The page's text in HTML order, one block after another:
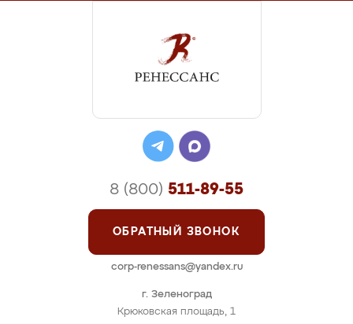
г. Зеленоград
Крюковская площадь, 1
8 (800) 511-89-55
ОБРАТНЫЙ ЗВОНОК
corp-renessans@yandex.ru